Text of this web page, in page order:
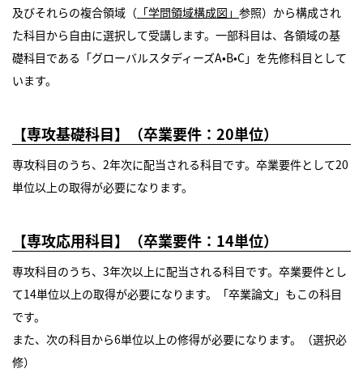
及びそれらの複合領域（ 「学問領域構成図」 参照）から構成され
た科目から自由に選択して受講します。一部科目は、各領域の基
礎科目である「グローバルスタディーズA•B•C」を先修科目として
います。
【専攻基礎科目】（卒業要件：20単位）
専攻科目のうち、2年次に配当される科目です。卒業要件として20
単位以上の取得が必要になります。
【専攻応用科目】（卒業要件：14単位）
専攻科目のうち、3年次以上に配当される科目です。卒業要件とし
て14単位以上の取得が必要になります。「卒業論文」もこの科目
です。
また、次の科目から6単位以上の修得が必要になります。（選択必
修）